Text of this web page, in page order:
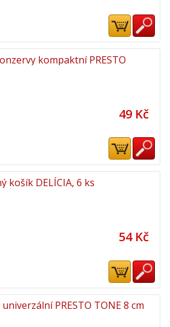
kompaktní PRESTO
49 Kč
košík DELÍCIA, 6 ks
54 Kč
PRESTO TONE 8 cm